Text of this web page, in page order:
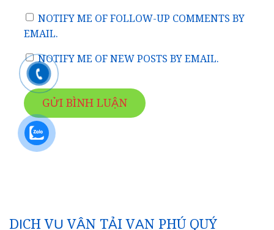
NOTIFY ME OF FOLLOW-UP COMMENTS BY
EMAIL.
NOTIFY ME OF NEW POSTS BY EMAIL.
DỊCH VỤ VẬN TẢI VẠN PHÚ QUÝ